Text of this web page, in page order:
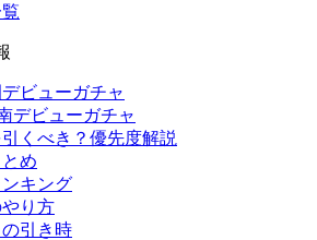
ビューガチャ
デビューガチャ
くべき？優先度解説
め
キング
り方
引き時